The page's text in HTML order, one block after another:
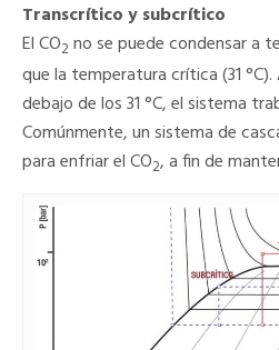
Transcrítico y subcrítico
El CO2no se puede condensar a
que la temperatura crítica (31
debajo de los 31 °C, el sistema
Comúnmente, un sistema de
para enfriar el CO2, a fin de